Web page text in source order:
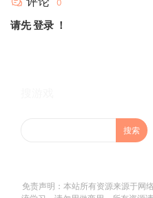
0
请先登录 ！
免责声明：本站所有资源来源于网